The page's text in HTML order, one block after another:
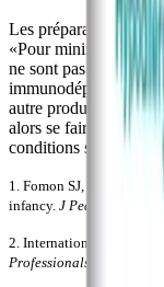
Les préparations en
«Pour minimiser les
ne sont pas
immunodéprimés.
autre produit
alors se faire sous
conditions strictes de
1. Fomon SJ, Ziegler
infancy. J Pediatr
2. International Formula
Professionals
. Atlanta,